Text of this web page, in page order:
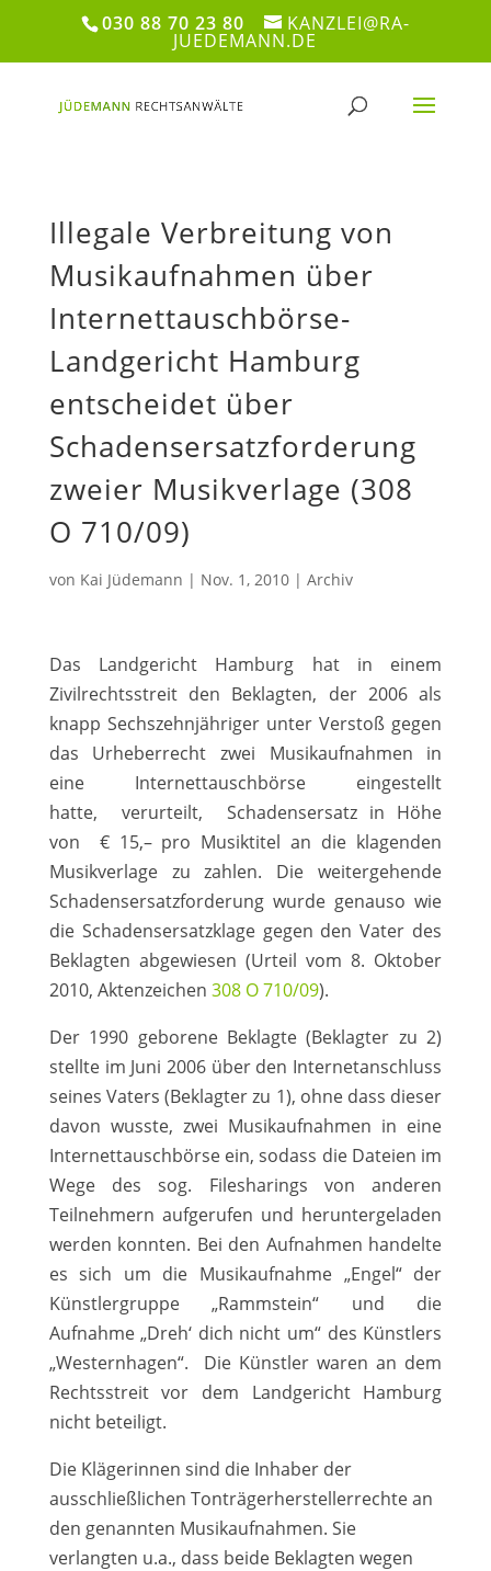
030 88 70 23 80 KANZLEI@RA-
JUEDEMANN.DE
Illegale Verbreitung von
Musikaufnahmen über
Internettauschbörse-
Landgericht Hamburg
entscheidet über
Schadensersatzforderung
zweier Musikverlage (308
O 710/09)
von Kai Jüdemann | Nov. 1, 2010| Archiv
Das Landgericht Hamburg hat in einem
Zivilrechtsstreit den Beklagten, der 2006 als
knapp Sechszehnjähriger unter Verstoß gegen
das Urheberrecht zwei Musikaufnahmen in
eine Internettauschbörse eingestellt
hatte, verurteilt, Schadensersatz in Höhe
von € 15,– pro Musiktitel an die klagenden
Musikverlage zu zahlen. Die weitergehende
Schadensersatzforderung wurde genauso wie
die Schadensersatzklage gegen den Vater des
Beklagten abgewiesen (Urteil vom 8. Oktober
2010, Aktenzeichen 308 O 710/09).
Der 1990 geborene Beklagte (Beklagter zu 2)
stellte im Juni 2006 über den Internetanschluss
seines Vaters (Beklagter zu 1), ohne dass dieser
davon wusste, zwei Musikaufnahmen in eine
Internettauschbörse ein, sodass die Dateien im
Wege des sog. Filesharings von anderen
Teilnehmern aufgerufen und heruntergeladen
werden konnten. Bei den Aufnahmen handelte
es sich um die Musikaufnahme „Engel“ der
Künstlergruppe „Rammstein“ und die
Aufnahme „Dreh‘ dich nicht um“ des Künstlers
„Westernhagen“. Die Künstler waren an dem
Rechtsstreit vor dem Landgericht Hamburg
nicht beteiligt.
Die Klägerinnen sind die Inhaber der
ausschließlichen Tonträgerherstellerrechte an
den genannten Musikaufnahmen. Sie
verlangten u.a., dass beide Beklagten wegen